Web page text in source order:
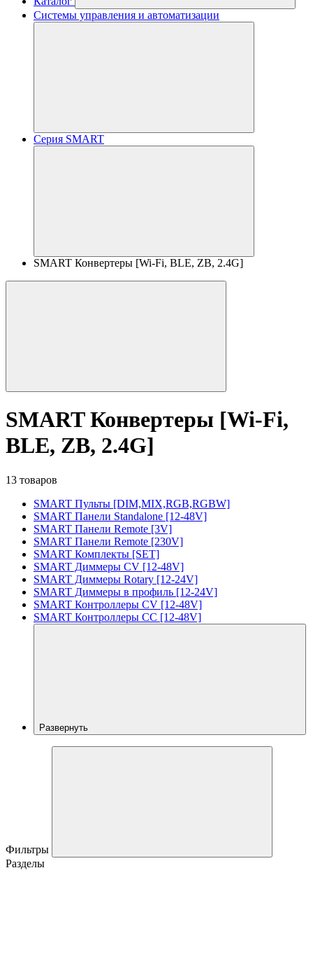
Системы управления и автоматизации
Серия SMART
SMART Конвертеры [Wi-Fi, BLE, ZB, 2.4G]
SMART Конвертеры [Wi-Fi,
BLE, ZB, 2.4G]
13 товаров
SMART Пульты [DIM,MIX,RGB,RGBW]
SMART Панели Standalone [12-48V]
SMART Панели Remote [3V]
SMART Панели Remote [230V]
SMART Комплекты [SET]
SMART Диммеры CV [12-48V]
SMART Диммеры Rotary [12-24V]
SMART Диммеры в профиль [12-24V]
SMART Контроллеры CV [12-48V]
SMART Контроллеры CC [12-48V]
Развернуть
Фильтры
Разделы